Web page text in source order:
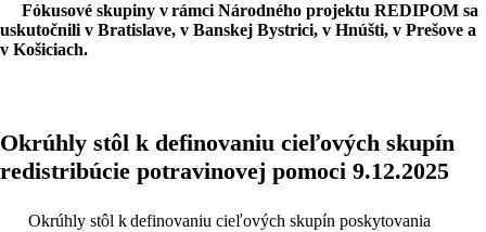
Fókusové skupiny v rámci Národného projektu REDIPOM sa
uskutočnili v Bratislave, v Banskej Bystrici, v Hnúšti, v Prešove a
v Košiciach.
Okrúhly stôl k definovaniu cieľových skupín
redistribúcie potravinovej pomoci 9.12.2025
Okrúhly stôl k definovaniu cieľových skupín poskytovania